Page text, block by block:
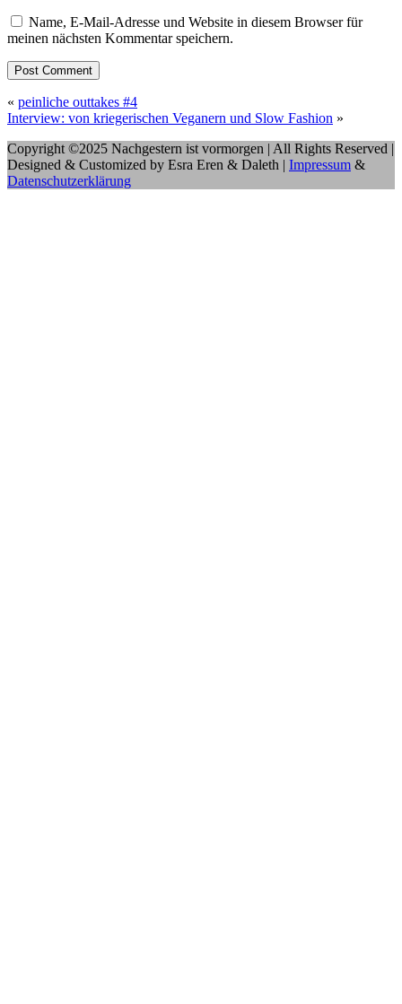
Name, E-Mail-Adresse und Website in diesem Browser für
meinen nächsten Kommentar speichern.
« peinliche outtakes #4
Interview: von kriegerischen Veganern und Slow Fashion »
Copyright ©2025 Nachgestern ist vormorgen | All Rights Reserved |
Designed & Customized by Esra Eren & Daleth | Impressum &
Datenschutzerklärung